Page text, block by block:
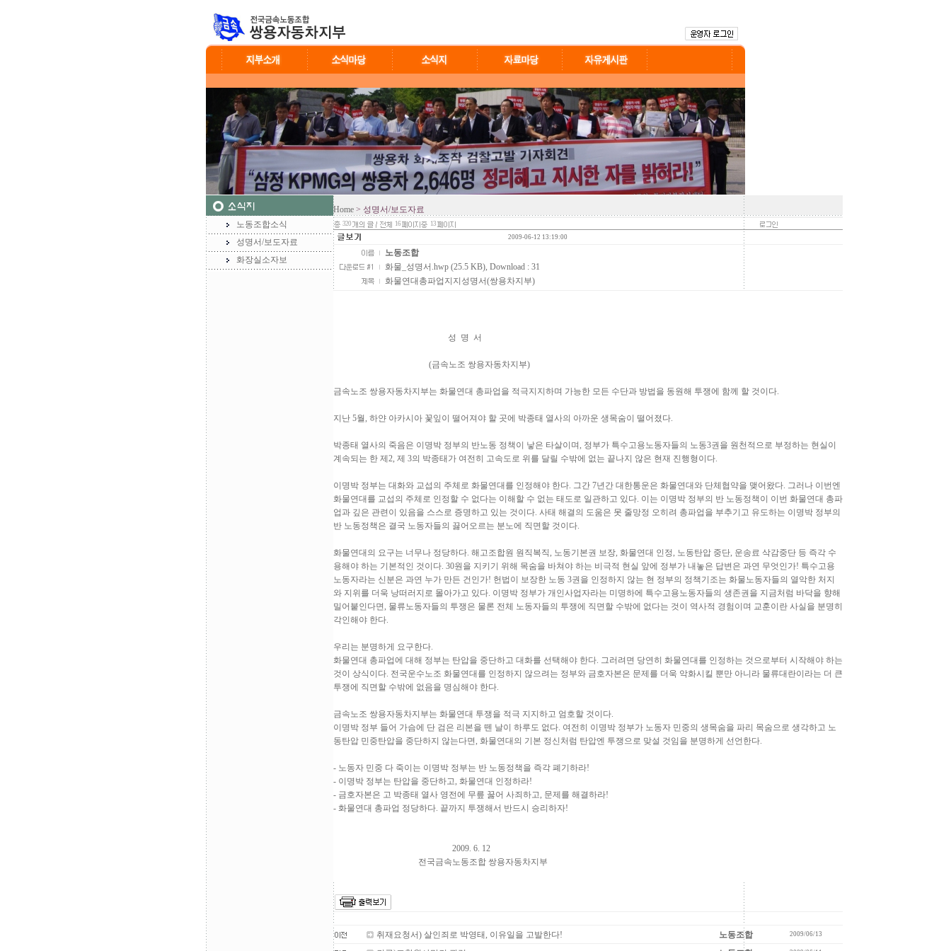
노동조합소식
성명서/보도자료
화장실소자보
Home > 성명서/보도자료
320 16
13
2009-06-12 13:19:00
노동조합
화물_성명서.hwp (25.5 KB) , Download : 31
화물연대총파업지지성명서(쌍용차지부)
성 명 서
(금속노조 쌍용자동차지부)
금속노조 쌍용자동차지부는 화물연대 총파업을 적극지지하며 가능한 모든 수단과 방법을 동원해 투쟁에 함께 할 것이다.
지난 5월, 하얀 아카시아 꽃잎이 떨어져야 할 곳에 박종태 열사의 아까운 생목숨이 떨어졌다.
박종태 열사의 죽음은 이명박 정부의 반노동 정책이 낳은 타살이며, 정부가 특수고용노동자들의 노동3권을 원천적으로 부정하는 현실이
계속되는 한 제2, 제 3의 박종태가 여전히 고속도로 위를 달릴 수밖에 없는 끝나지 않은 현재 진행형이다.
이명박 정부는 대화와 교섭의 주체로 화물연대를 인정해야 한다. 그간 7년간 대한통운은 화물연대와 단체협약을 맺어왔다. 그러나 이번엔
화물연대를 교섭의 주체로 인정할 수 없다는 이해할 수 없는 태도로 일관하고 있다. 이는 이명박 정부의 반 노동정책이 이번 화물연대 총파
업과 깊은 관련이 있음을 스스로 증명하고 있는 것이다. 사태 해결의 도움은 못 줄망정 오히려 총파업을 부추기고 유도하는 이명박 정부의
반 노동정책은 결국 노동자들의 끓어오르는 분노에 직면할 것이다.
화물연대의 요구는 너무나 정당하다. 해고조합원 원직복직, 노동기본권 보장, 화물연대 인정, 노동탄압 중단, 운송료 삭감중단 등 즉각 수
용해야 하는 기본적인 것이다. 30원을 지키기 위해 목숨을 바쳐야 하는 비극적 현실 앞에 정부가 내놓은 답변은 과연 무엇인가! 특수고용
노동자라는 신분은 과연 누가 만든 건인가! 헌법이 보장한 노동 3권을 인정하지 않는 현 정부의 정책기조는 화물노동자들의 열악한 처지
와 지위를 더욱 낭떠러지로 몰아가고 있다. 이명박 정부가 개인사업자라는 미명하에 특수고용노동자들의 생존권을 지금처럼 바닥을 향해
밀어붙인다면, 물류노동자들의 투쟁은 물론 전체 노동자들의 투쟁에 직면할 수밖에 없다는 것이 역사적 경험이며 교훈이란 사실을 분명히
각인해야 한다.
우리는 분명하게 요구한다.
화물연대 총파업에 대해 정부는 탄압을 중단하고 대화를 선택해야 한다. 그러려면 당연히 화물연대를 인정하는 것으로부터 시작해야 하는
것이 상식이다. 전국운수노조 화물연대를 인정하지 않으려는 정부와 금호자본은 문제를 더욱 악화시킬 뿐만 아니라 물류대란이라는 더 큰
투쟁에 직면할 수밖에 없음을 명심해야 한다.
금속노조 쌍용자동차지부는 화물연대 투쟁을 적극 지지하고 엄호할 것이다.
이명박 정부 들어 가슴에 단 검은 리본을 뗀 날이 하루도 없다. 여전히 이명박 정부가 노동자 민중의 생목숨을 파리 목숨으로 생각하고 노
동탄압 민중탄압을 중단하지 않는다면, 화물연대의 기본 정신처럼 탄압엔 투쟁으로 맞설 것임을 분명하게 선언한다.
- 노동자 민중 다 죽이는 이명박 정부는 반 노동정책을 즉각 폐기하라!
- 이명박 정부는 탄압을 중단하고, 화물연대 인정하라!
- 금호자본은 고 박종태 열사 영전에 무릎 꿇어 사죄하고, 문제를 해결하라!
- 화물연대 총파업 정당하다. 끝까지 투쟁해서 반드시 승리하자!
2009. 6. 12
전국금속노동조합 쌍용자동차지부
취재요청서) 살인죄로 박영태, 이유일을 고발한다! 노동조합 2009/06/13